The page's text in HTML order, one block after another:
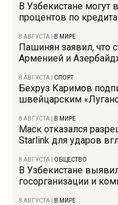
В Узбекистане
процентов по
8 АВГУСТА В МИРЕ
Пашинян заявил, что
Арменией и
8 АВГУСТА СПОРТ
Бехруз Каримов
швейцарским
8 АВГУСТА В МИРЕ
Маск отказался
Starlink для ударов
8 АВГУСТА ОБЩЕСТВО
В Узбекистане
госорганизации и
8 АВГУСТА В МИРЕ